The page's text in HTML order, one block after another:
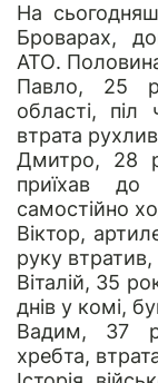
На
Броварах,
АТО.
Павло, 25
області,
втрата
Дмитро, 28
приїхав до
самостійно
Віктор,
руку
Віталій, 35
днів у комі,
Вадим, 37
хребта,